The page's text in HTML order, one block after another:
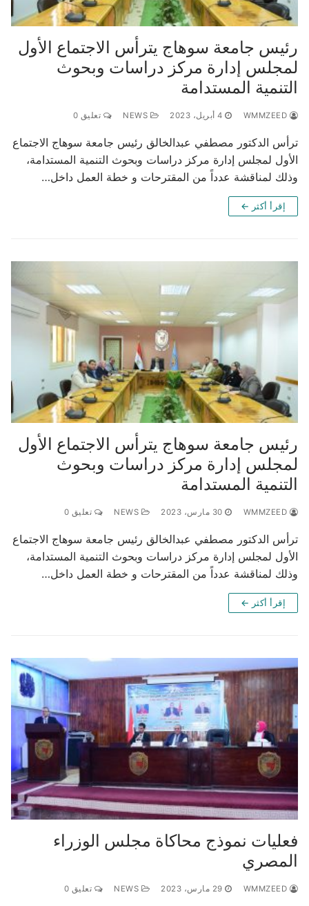
رئيس جامعة سوهاج يترأس الاجتماع الأول
لمجلس إدارة مركز دراسات وبحوث
التنمية المستدامة
4 أبريل، 2023 تعليق 0
ترأس الدكتور مصطفي عبدالخالق رئيس جامعة سوهاج الاجتماع
الأول لمجلس إدارة مركز دراسات وبحوث التنمية المستدامة،
وذلك لمناقشة عدداً من المقترحات و خطة العمل داخل…
إقرأ أكثر ←
رئيس جامعة سوهاج يترأس الاجتماع الأول
لمجلس إدارة مركز دراسات وبحوث
التنمية المستدامة
30 مارس، 2023 تعليق 0
ترأس الدكتور مصطفي عبدالخالق رئيس جامعة سوهاج الاجتماع
الأول لمجلس إدارة مركز دراسات وبحوث التنمية المستدامة،
وذلك لمناقشة عدداً من المقترحات و خطة العمل داخل…
إقرأ أكثر ←
فعليات نموذج محاكاة مجلس الوزراء
المصري
29 مارس، 2023 تعليق 0